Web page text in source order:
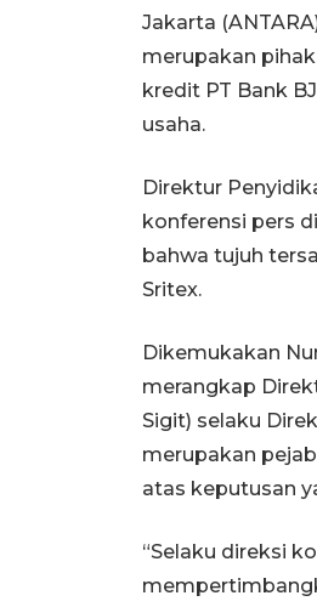
Jakarta
merupakan
kredit PT Bank
usaha.
Direktur
konferensi pers
bahwa tujuh
Sritex.
Dikemukakan
merangkap
Sigit) selaku
merupakan
atas keputusan
“Selaku direksi